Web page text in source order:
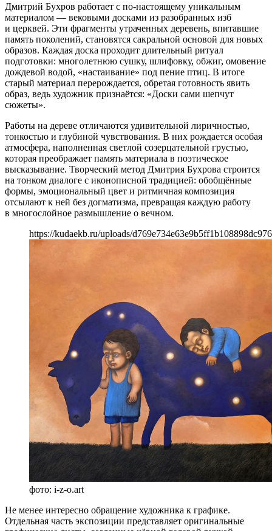
Дмитрий Бухров работает с по-настоящему уникальным
материалом — вековыми досками из разобранных изб
и церквей. Эти фрагменты утраченных деревень, впитавшие
память поколений, становятся сакральной основой для новых
образов. Каждая доска проходит длительный ритуал
подготовки: многолетнюю сушку, шлифовку, обжиг, омовение
дождевой водой, «настаивание» под пение птиц. В итоге
старый материал перерождается, обретая готовность явить
образ, ведь художник признаётся: «Доски сами шепчут
сюжеты».
Работы на дереве отличаются удивительной лиричностью,
тонкостью и глубиной чувствования. В них рождается особая
атмосфера, наполненная светлой созерцательной грустью,
которая преображает память материала в поэтическое
высказывание. Творческий метод Дмитрия Бухрова строится
на тонком диалоге с иконописной традицией: обобщённые
формы, эмоциональный цвет и ритмичная композиция
отсылают к ней без догматизма, превращая каждую работу
в многослойное размышление о вечном.
https://kudaekb.ru/uploads/
фото: i-z-o.art
Не менее интересно обращение художника к графике.
Отдельная часть экспозиции представляет оригинальные